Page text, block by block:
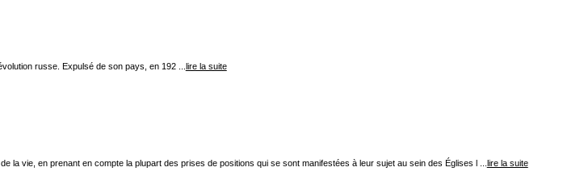
russe. Expulsé de son pays, en 192 ... lire la suite
la vie, en prenant en compte la plupart des prises de positions qui se sont manifestées à leur sujet au sein des Églises l ... lire la suite